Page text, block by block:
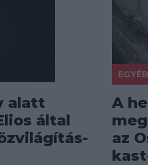
alatt
által
EGYÉB
A
az